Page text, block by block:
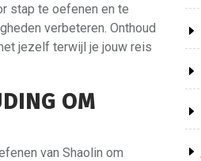
stap te oefenen en te
verbeteren. Onthoud
jezelf terwijl je jouw reis
OM
van Shaolin om